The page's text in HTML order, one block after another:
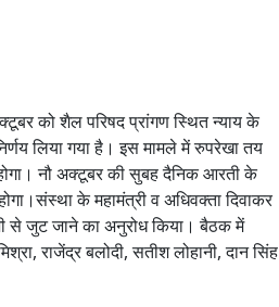
को शैल परिषद प्रांगण स्थित न्याय के
लिया गया है। इस मामले में रुपरेखा तय
नौ अक्टूबर की सुबह दैनिक आरती के
के महामंत्री व अधिवक्ता दिवाकर
से जुट जाने का अनुरोध किया। बैठक में
राजेंद्र बलोदी, सतीश लोहानी, दान सिंह